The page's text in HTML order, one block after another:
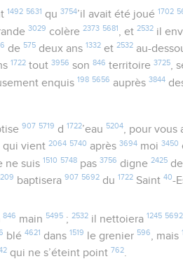
1492 5631 qu 3754’il avait été joué 1702
3029 colère2373 5681 , et2532 il
de 575 deux ans 1332 et2532 au-
1722 tout3956 son846 territoire3725,
enquis 198 5656 auprès3844
907 5719 d 1722’eau 5204, pour vous
qui vient2064 5740 après3694 moi3450
ne suis 1510 5748 pas3756 digne2425
baptisera907 5692 du 1722 Saint40-
846 main 5495; 2532il nettoiera 1245 5692
blé4621 dans 1519 le grenier 596, mais
qui ne s’éteint point 762.